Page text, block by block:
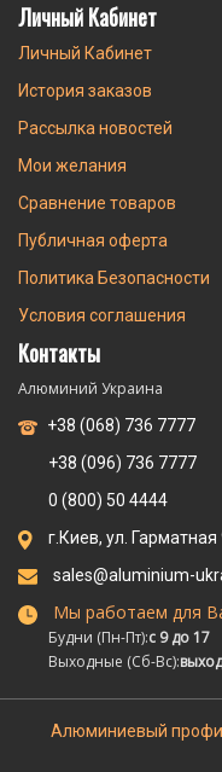
Личный Кабинет
Личный Кабинет
История заказов
Рассылка новостей
Мои желания
Сравнение товаров
Публичная оферта
Политика Безопасности
Условия соглашения
Контакты
Алюминий Украина
+38 (068) 736 7777
+38 (096) 736 7777
0 (800) 50 4444
г.Киев, ул. Гарматная
sales@aluminium-
Мы работаем для
Будни (Пн-Пт):с 9 до 17
Выходные (Сб-Вс):
Алюминиевый